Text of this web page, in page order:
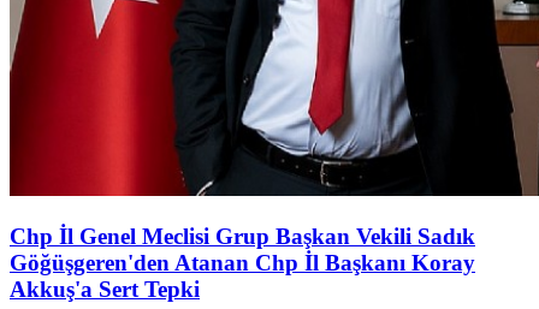
Chp İl Genel Meclisi Grup Başkan Vekili Sadık
Göğüşgeren'den Atanan Chp İl Başkanı Koray
Akkuş'a Sert Tepki